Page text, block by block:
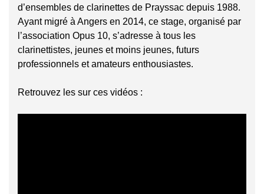
d’ensembles de clarinettes de Prayssac depuis 1988.
Ayant migré à Angers en 2014, ce stage, organisé par
l’association Opus 10, s’adresse à tous les
clarinettistes, jeunes et moins jeunes, futurs
professionnels et amateurs enthousiastes.
Retrouvez les sur ces vidéos :